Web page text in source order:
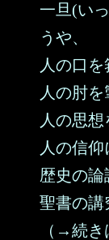
一旦(い
うや、
人の口を
人の肘を
人の思想
人の信仰
歴史の論
聖書の
（→続き